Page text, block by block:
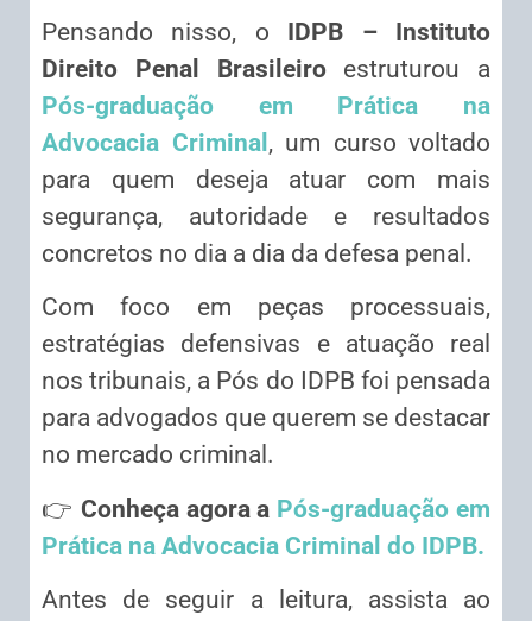
Pensando nisso, o IDPB – Instituto
Direito Penal Brasileiroestruturou a
Pós-graduação em Prática na
Advocacia Criminal , um curso voltado
para quem deseja atuar com mais
segurança, autoridade e resultados
concretos no dia a dia da defesa penal.
Com foco em peças processuais,
estratégias defensivas e atuação real
nos tribunais, a Pós do IDPB foi pensada
para advogados que querem se destacar
no mercado criminal.
👉 Conheça agora a Pós-graduação em
Prática na Advocacia Criminal do IDPB.
Antes de seguir a leitura, assista ao